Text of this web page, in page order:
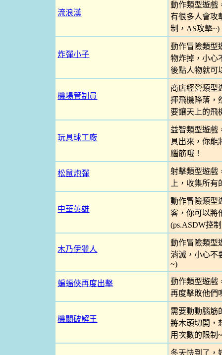
流浪漢
動作類型遊戲
有很多人會攻
制，AS攻擊~)
炸彈小子
動作冒險類型
物炸掉，小心
後點人物就可
機場管制員
商店經營類型
揮飛機降落，
要讓天上的飛
玩具球工廠
益智類型遊戲
具出來，你能
腦筋哦！
松鼠炮彈
射擊類型遊戲
上，收集所
中華英雄
動作冒險類型
客，你可以將
(ps.ASDW控
木乃伊獵人
動作冒險類型
消滅，小心不
~)
蝙蝠俠再度出擊
動作類型遊戲
再度擊敗他們
機關破解王
需要動動腦筋
將木頭切開，
用次數的限制
冬天快到了，